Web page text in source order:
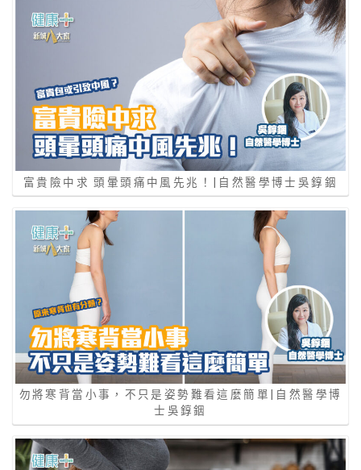
富貴險中求 頭暈頭痛中風先兆！|自然醫學博士吳錞銦
勿將寒背當小事，不只是姿勢難看這麼簡單|自然醫學博
士吳錞銦